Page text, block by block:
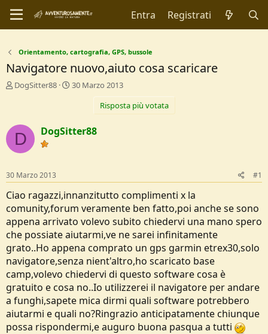
Entra Registrati
Orientamento, cartografia, GPS, bussole
Navigatore nuovo,aiuto cosa scaricare
C
t
r
D
i
s
u
s
s
i
o
n
e
DogSitter88
D
d
i
z
i
30 Marzo 2013
Risposta più votata
D DogSitter88
30 Marzo 2013 #1
Ciao ragazzi,innanzitutto complimenti x la
comunity,forum veramente ben fatto,poi anche se sono
appena arrivato volevo subito chiedervi una mano spero
che possiate aiutarmi,ve ne sarei infinitamente
grato..Ho appena comprato un gps garmin etrex30,solo
navigatore,senza nient'altro,ho scaricato base
camp,volevo chiedervi di questo software cosa è
gratuito e cosa no..Io utilizzerei il navigatore per andare
a funghi,sapete mica dirmi quali software potrebbero
aiutarmi e quali no?Ringrazio anticipatamente chiunque
possa rispondermi,e auguro buona pasqua a tutti